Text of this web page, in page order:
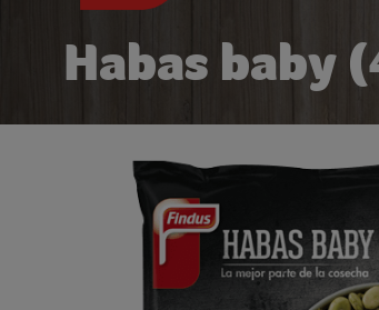
Habas baby